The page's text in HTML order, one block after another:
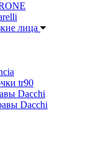
лица
tr90
Dacchi
Dacchi